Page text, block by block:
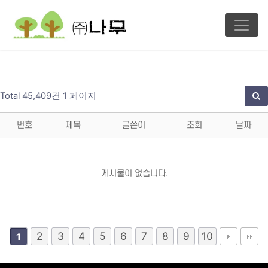
Total 45,409건 1 페이지
번호 제목 글쓴이 조회 날짜
게시물이 없습니다.
1 2 3 4 5 6 7 8 9 10